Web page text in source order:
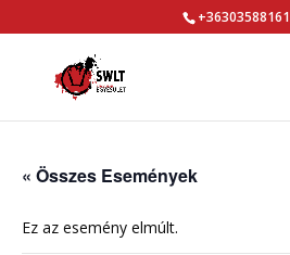
+36303588161
« Összes Események
Ez az esemény elmúlt.